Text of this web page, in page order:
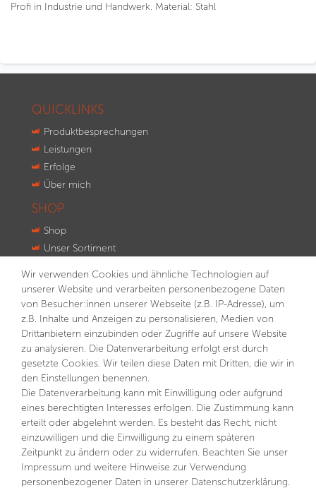
Profi in Industrie und Handwerk. Material: Stahl
QUICKLINKS
Produktbesprechungen
Leistungen
Erfolge
Über mich
SHOP
Shop
Unser Sortiment
Kontakt
NEWSLETTER
VORNAME NACHNAME
Hiermit bestätige ich, dass ich dieDaten­schutz­erklärung
gelesen habe. Meine Einwilligung kann ich jederzeit
widerrufen.**
Abonnieren
** Hierbei handelt es sich um ein Pflichtfeld.
Wir verwenden Cookies und ähnliche Technologien auf
unserer Website und verarbeiten personenbezogene Daten
von Besucher:innen unserer Webseite (z.B. IP-Adresse), um
z.B. Inhalte und Anzeigen zu personalisieren, Medien von
Drittanbietern einzubinden oder Zugriffe auf unsere Website
zu analysieren. Die Datenverarbeitung erfolgt erst durch
gesetzte Cookies. Wir teilen diese Daten mit Dritten, die wir in
den Einstellungen benennen.
Die Datenverarbeitung kann mit Einwilligung oder aufgrund
eines berechtigten Interesses erfolgen. Die Zustimmung kann
erteilt oder abgelehnt werden. Es besteht das Recht, nicht
einzuwilligen und die Einwilligung zu einem späteren
Zeitpunkt zu ändern oder zu widerrufen. Beachten Sie unser
Impressum und weitere Hinweise zur Verwendung
personenbezogener Daten in unserer Daten­schutz­erklärung.